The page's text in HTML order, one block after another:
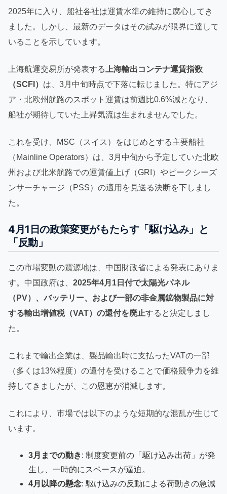
2025年に入り、船社各社は運賃水準の維持に腐心してき
ました。しかし、最新のデータはその試みが限界に達して
いることを示しています。
上海航運交易所が発表する
上海輸出コンテナ運賃指数
（SCFI） は、3月中旬時点で下落に転じました。特にアジ
ア・北欧州航路のスポット運賃は前週比0.6%減となり、
船社が期待していた上昇気流は生まれませんでした。
これを受け、MSC（スイス）をはじめとする主要船社
（Mainline Operators）は、3月中旬から予定していた北欧
州および北米航路での運賃値上げ（GRI）やピークシーズ
ンサーチャージ（PSS）の適用を見送る決断を下しまし
た。
4月1日の政策変更がもたらす「駆け込み」と
「反動」
この市場変動の震源地は、中国財政省による発表にありま
す。中国政府は、 2025年4月1日付で太陽光パネル
（PV）、バッテリー、および一部の非金属鉱物製品に対
する輸出増値税（VAT）の還付を廃止すると決定しまし
た。
これまで輸出企業は、製品輸出時に支払ったVATの一部
（多くは13%程度）の還付を受けることで価格競争力を維
持してきましたが、この恩恵が消滅します。
これにより、市場では以下のような短期的な混乱が生じて
います。
3月までの動き: 制度変更前の「駆け込み出荷」が発
生し、一時的にスペースが逼迫。
4月以降の懸念: 駆け込みの反動による荷動きの急減